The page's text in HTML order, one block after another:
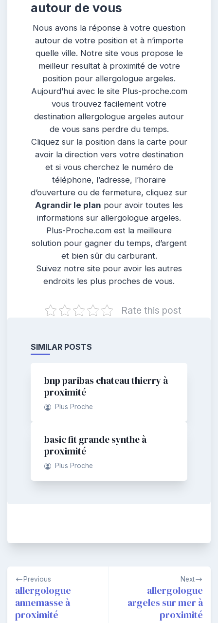
autour de vous
Nous avons la réponse à votre question
autour de votre position et à n’importe
quelle ville. Notre site vous propose le
meilleur resultat à proximité de votre
position pour allergologue argeles.
Aujourd’hui avec le site Plus-proche.com
vous trouvez facilement votre
destination allergologue argeles autour
de vous sans perdre du temps.
Cliquez sur la position dans la carte pour
avoir la direction vers votre destination
et si vous cherchez le numéro de
téléphone, l’adresse, l’horaire
d’ouverture ou de fermeture, cliquez sur
Agrandir le plan pour avoir toutes les
informations sur allergologue argeles.
Plus-Proche.com est la meilleure
solution pour gagner du temps, d’argent
et bien sûr du carburant.
Suivez notre site pour avoir les autres
endroits les plus proches de vous.
Rate this post
SIMILAR POSTS
bnp paribas chateau thierry à
proximité
Plus Proche
basic fit grande synthe à
proximité
Plus Proche
Navigation
de
l’article
Previous
allergologue
annemasse à
proximité
Next
allergologue
argeles sur mer à
proximité